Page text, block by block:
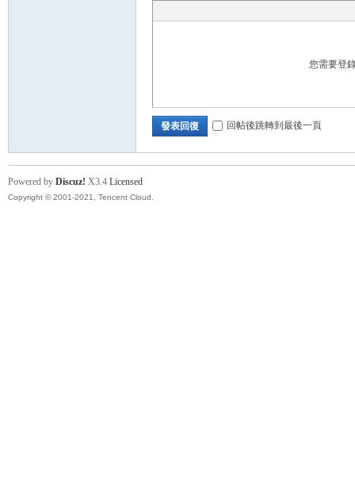
您需要登
發表回復 回帖後跳轉到最後一頁
Powered by Discuz! X3.4 Licensed
Copyright © 2001-2021, Tencent Cloud.